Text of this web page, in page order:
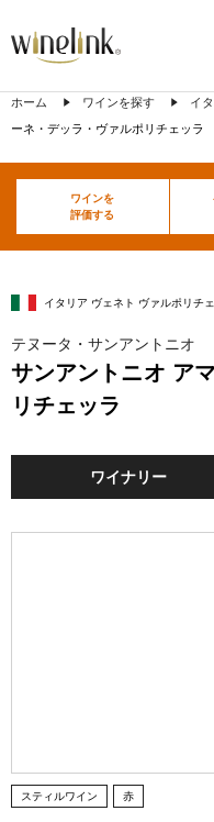
ホーム ワインを探す イ
ーネ・デッラ・ヴァルポリチェッラ
ワインを
評価する
イタリア ヴェネト ヴァルポリチ
テヌータ・サンアントニオ
サンアントニオ ア
リチェッラ
ワイナリー
スティルワイン 赤